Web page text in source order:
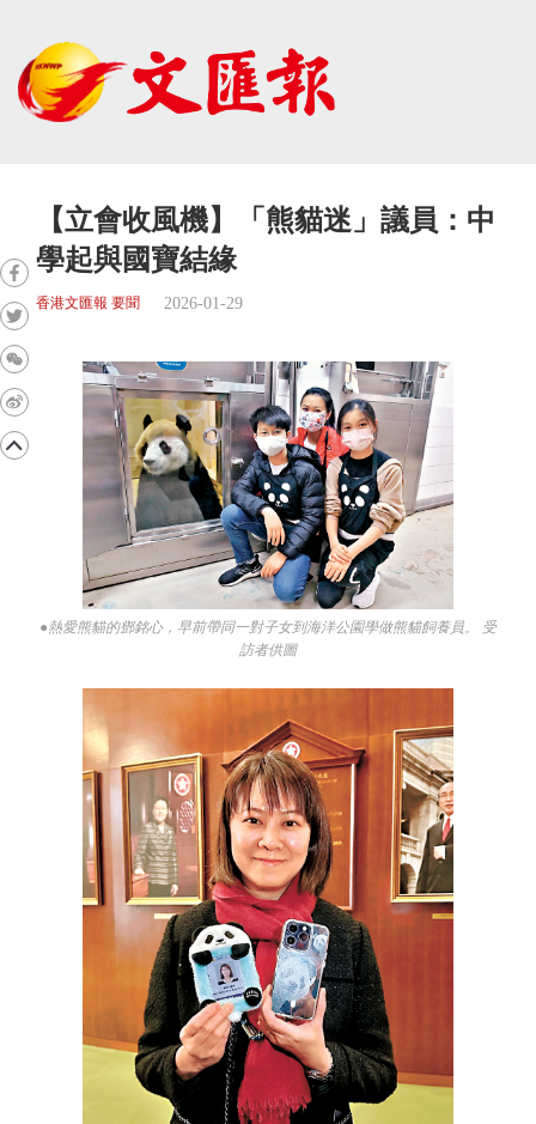
【立會收風機】「熊貓迷」議員：中
學起與國寶結緣
香港文匯報 要聞 2026-01-29
●熱愛熊貓的鄧銘心，早前帶同一對子女到海洋公園學做熊貓飼養員。 受
訪者供圖